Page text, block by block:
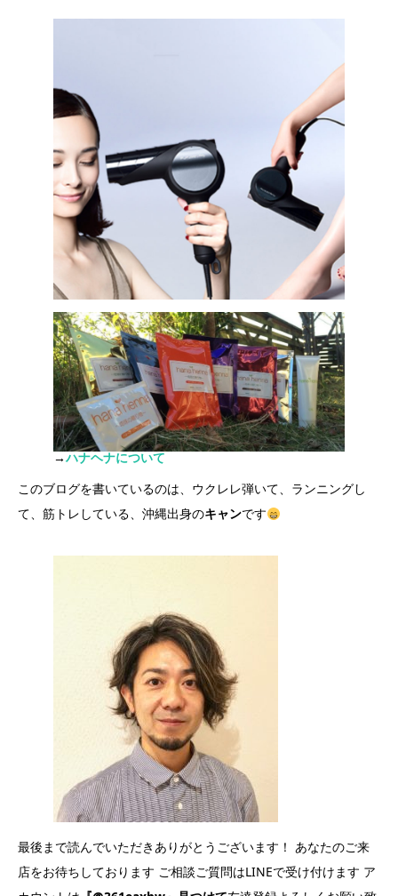
→ハナヘナについて
このブログを書いているのは、ウクレレ弾いて、ランニングし
て、筋トレしている、沖縄出身のキャンです
最後まで読んでいただきありがとうございます！ あなたのご来
店をお待ちしております ご相談ご質問はLINEで受け付けます ア